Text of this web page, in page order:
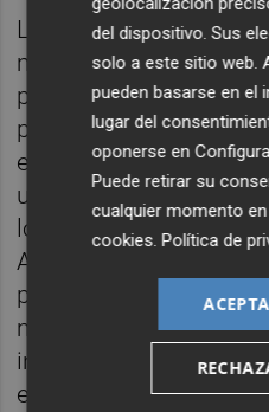
Los ponentes
modificaciones
permitan simplificar
plazos como
el desarrollo de esas
un escenario que
los denominados
Autonómico (PIA)
para iniciativas con
millones. En todo
insistieron en que el
esas nuevas
del dispositivo. Sus
solo a este sitio web.
pueden basarse en el
lugar del
oponerse en
Puede retirar su
cualquier momento
cookies.Política de